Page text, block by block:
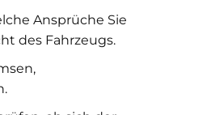
Ansprüche Sie
des Fahrzeugs.